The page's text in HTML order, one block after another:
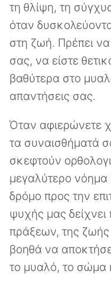
τη θλίψη, τη
όταν
στη ζωή. Πρέπει
σας, να είστε
βαθύτερα στο
απαντήσεις σας.
Όταν αφιερώνετε
τα συναισθήματά
σκεφτούν
μεγαλύτερο νόημα
δρόμο προς την
ψυχής μας
πράξεων, της
βοηθά να
το μυαλό, το σώμα